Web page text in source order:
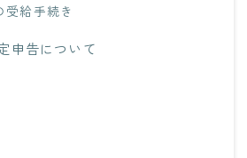
受給手続き
申告について